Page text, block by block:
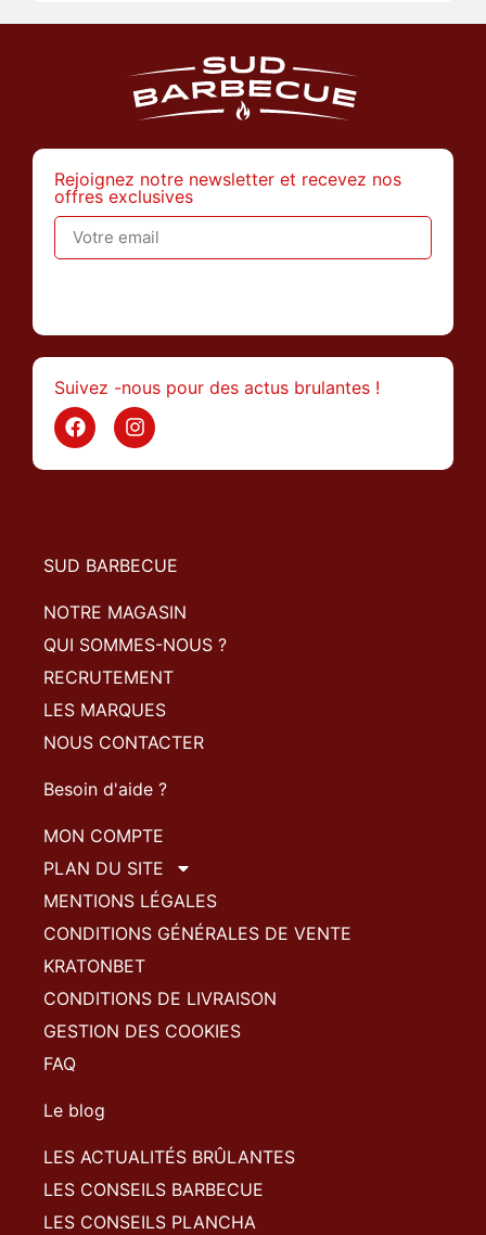
Rejoignez notre newsletter et recevez nos
offres exclusives
Suivez -nous pour des actus brulantes !
SUD BARBECUE
NOTRE MAGASIN
QUI SOMMES-NOUS ?
RECRUTEMENT
LES MARQUES
NOUS CONTACTER
Besoin d'aide ?
MON COMPTE
PLAN DU SITE
MENTIONS LÉGALES
CONDITIONS GÉNÉRALES DE VENTE
KRATONBET
CONDITIONS DE LIVRAISON
GESTION DES COOKIES
FAQ
Le blog
LES ACTUALITÉS BRÛLANTES
LES CONSEILS BARBECUE
LES CONSEILS PLANCHA